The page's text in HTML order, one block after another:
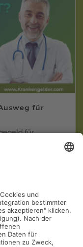
für
für
Vor…
Einzel-Kritik
Barmenia